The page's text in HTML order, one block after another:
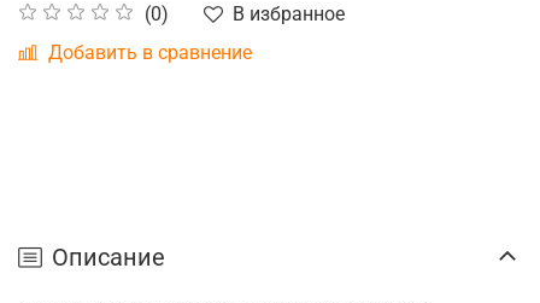
(0)
В избранное
Добавить в сравнение
Описание